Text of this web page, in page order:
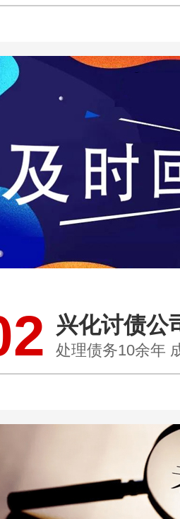
兴化讨债公
处理债务10余年